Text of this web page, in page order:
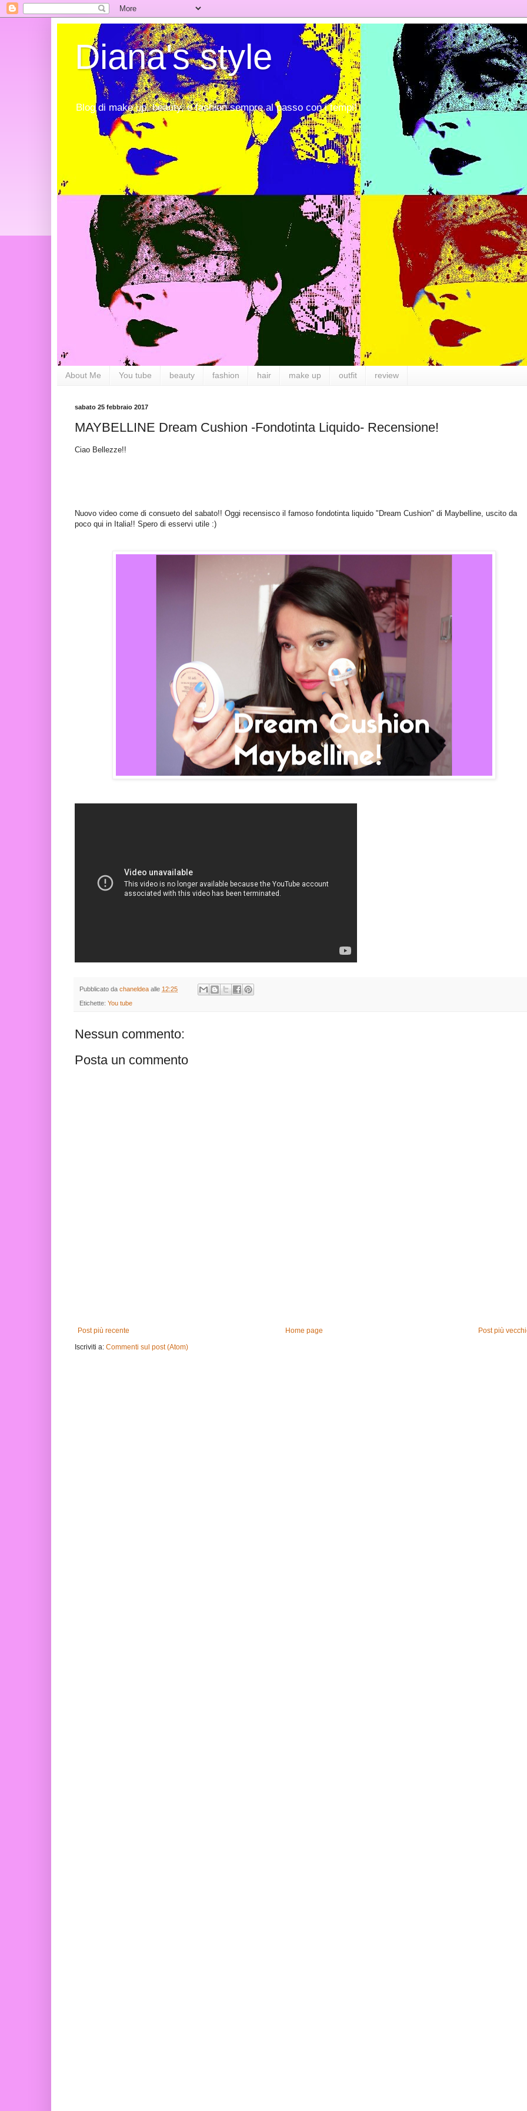
Diana's style
Blog di make up, beauty, e fashion sempre al passo con i tempi!
About Me You tube beauty fashion hair make up outfit review
sabato 25 febbraio 2017
MAYBELLINE Dream Cushion -Fondotinta Liquido- Recensione!
Ciao Bellezze!!
Nuovo video come di consueto del sabato!! Oggi recensisco il famoso fondotinta liquido "Dream Cushion" di Maybelline, uscito da
poco qui in Italia!! Spero di esservi utile :)
Pubblicato da chaneldea alle 12:25
Etichette: You tube
Nessun commento:
Posta un commento
Post più recente Post più
Home page
Iscriviti a: Commenti sul post (Atom)